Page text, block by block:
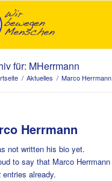
für: MHerrmann
/ Aktuelles / Marco Herrmann
Herrmann
not written his bio yet.
to say that Marco Herrmann
already.